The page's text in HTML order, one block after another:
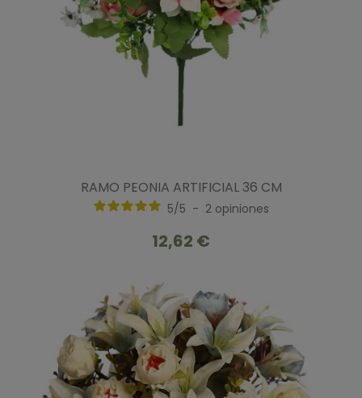
RAMO PEONIA ARTIFICIAL 36 CM
5/5 - 2 opiniones
12,62 €